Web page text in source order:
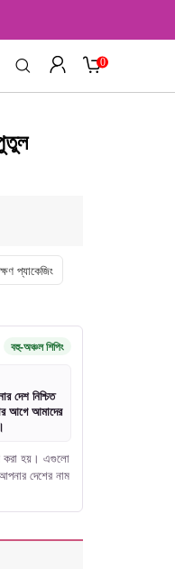
0
প্যাকেজিং
বহু-অঞ্চল শিপিং
দেশ নিশ্চিত
আগে আমাদের
করা হয়। এগুলো
দেশের নাম